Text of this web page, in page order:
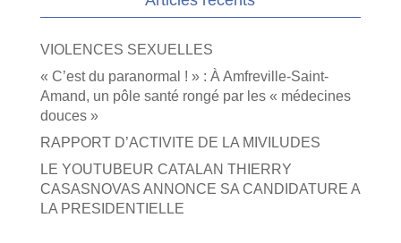
VIOLENCES SEXUELLES
« C’est du paranormal ! » : À Amfreville-Saint-
Amand, un pôle santé rongé par les « médecines
douces »
RAPPORT D’ACTIVITE DE LA MIVILUDES
LE YOUTUBEUR CATALAN THIERRY
CASASNOVAS ANNONCE SA CANDIDATURE A
LA PRESIDENTIELLE